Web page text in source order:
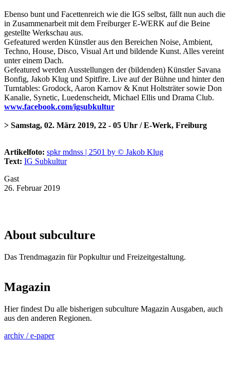
Ebenso bunt und Facettenreich wie die IGS selbst, fällt nun auch die
in Zusammenarbeit mit dem Freiburger E-WERK auf die Beine
gestellte Werkschau aus.
Gefeatured werden Künstler aus den Bereichen Noise, Ambient,
Techno, House, Disco, Visual Art und bildende Kunst. Alles vereint
unter einem Dach.
Gefeatured werden Ausstellungen der (bildenden) Künstler Savana
Bonfig, Jakob Klug und Spitfire. Live auf der Bühne und hinter den
Turntables: Grodock, Aaron Karnov & Knut Holtsträter sowie Don
Kanalie, Synetic, Luedenscheidt, Michael Ellis und Drama Club.
www.facebook.com/igsubkultur
> Samstag, 02. März 2019, 22 - 05 Uhr / E-Werk, Freiburg
Artikelfoto: spkr mdnss | 2501 by © Jakob Klug
Text: IG Subkultur
Gast
26. Februar 2019
About subculture
Das Trendmagazin für Popkultur und Freizeitgestaltung.
Magazin
Hier findest Du alle bisherigen subculture Magazin Ausgaben, auch
aus den anderen Regionen.
archiv / e-paper